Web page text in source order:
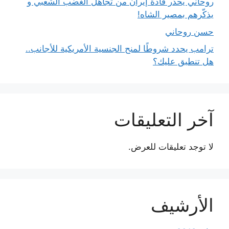
يذكّرهم بمصير الشاه!
حسن روحاني
ترامب يحدد شروطًا لمنح الجنسية الأمريكية للأجانب..
هل تنطبق عليك؟
آخر التعليقات
لا توجد تعليقات للعرض.
الأرشيف